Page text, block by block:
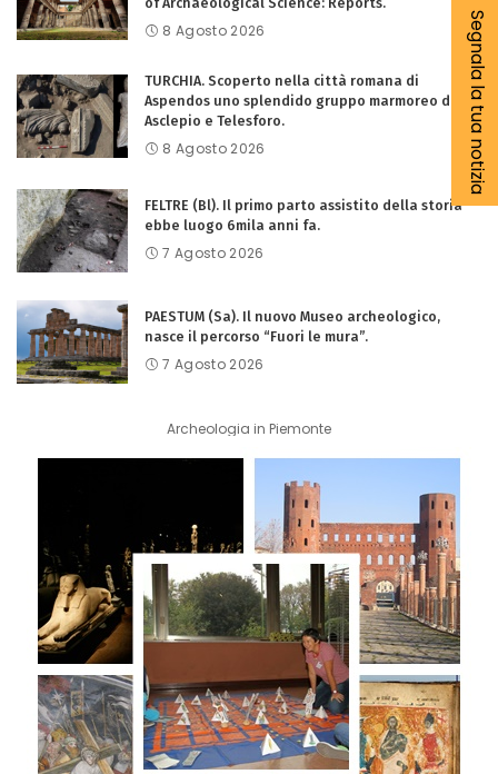
8 Agosto 2026
TURCHIA. Scoperto nella città romana di
Aspendos uno splendido gruppo marmoreo di
Asclepio e Telesforo.
8 Agosto 2026
FELTRE (Bl). Il primo parto assistito della storia
ebbe luogo 6mila anni fa.
7 Agosto 2026
PAESTUM (Sa). Il nuovo Museo archeologico,
nasce il percorso “Fuori le mura”.
7 Agosto 2026
Archeologia in Piemonte
Segnala la tua notizia